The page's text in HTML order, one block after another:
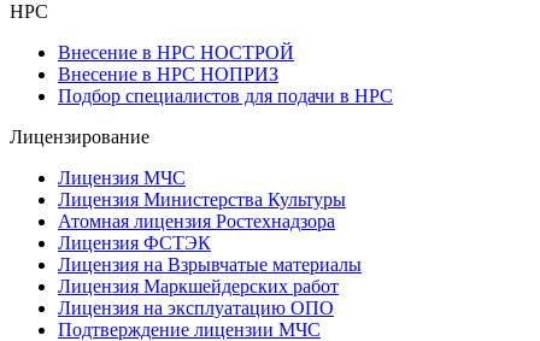
НРС
Внесение в НРС НОСТРОЙ
Внесение в НРС НОПРИЗ
Подбор специалистов для подачи в НРС
Лицензирование
Лицензия МЧС
Лицензия Министерства Культуры
Атомная лицензия Ростехнадзора
Лицензия ФСТЭК
Лицензия на Взрывчатые материалы
Лицензия Маркшейдерских работ
Лицензия на эксплуатацию ОПО
Подтверждение лицензии МЧС